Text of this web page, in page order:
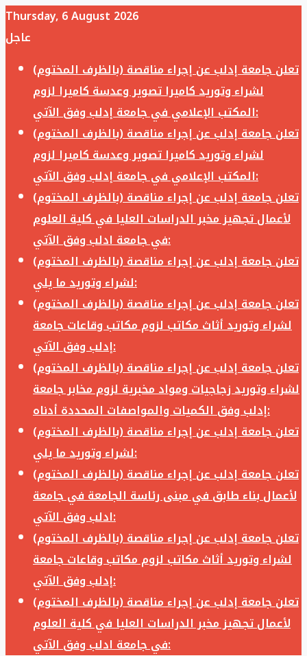
Thursday, 6 August 2026
عاجل
تعلن جامعة إدلب عن إجراء مناقصة (بالظرف المختوم)
لشراء وتوريد كاميرا تصوير وعدسة كاميرا لزوم
المكتب الإعلامي في جامعة إدلب وفق الآتي:
تعلن جامعة إدلب عن إجراء مناقصة (بالظرف المختوم)
لشراء وتوريد كاميرا تصوير وعدسة كاميرا لزوم
المكتب الإعلامي في جامعة إدلب وفق الآتي:
تعلن جامعة إدلب عن إجراء مناقصة (بالظرف المختوم)
لأعمال تجهيز مخبر الدراسات العليا في كلية العلوم
في جامعة ادلب وفق الآتي:
تعلن جامعة إدلب عن إجراء مناقصة (بالظرف المختوم)
لشراء وتوريد ما يلي:
تعلن جامعة إدلب عن إجراء مناقصة (بالظرف المختوم)
لشراء وتوريد أثاث مكاتب لزوم مكاتب وقاعات جامعة
إدلب وفق الآتي:
تعلن جامعة إدلب عن إجراء مناقصة (بالظرف المختوم)
لشراء وتوريد زجاجيات ومواد مخبرية لزوم مخابر جامعة
إدلب وفق الكميات والمواصفات المحددة أدناه:
تعلن جامعة إدلب عن إجراء مناقصة (بالظرف المختوم)
لشراء وتوريد ما يلي:
تعلن جامعة إدلب عن إجراء مناقصة (بالظرف المختوم)
لأعمال بناء طابق في مبنى رئاسة الجامعة في جامعة
ادلب وفق الآتي:
تعلن جامعة إدلب عن إجراء مناقصة (بالظرف المختوم)
لشراء وتوريد أثاث مكاتب لزوم مكاتب وقاعات جامعة
إدلب وفق الآتي:
تعلن جامعة إدلب عن إجراء مناقصة (بالظرف المختوم)
لأعمال تجهيز مخبر الدراسات العليا في كلية العلوم
في جامعة ادلب وفق الآتي: